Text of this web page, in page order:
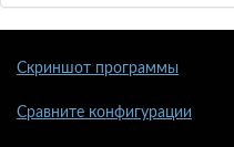
Скриншот программы
Сравните конфигурации